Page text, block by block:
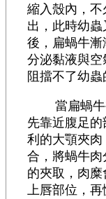
縮入殼內，
出，此時幼
後，扁蝸牛
分泌黏液與
阻擋不了幼蟲
當扁蝸牛
先靠近腹足
利的大顎夾
合，將蝸牛
的夾取，肉
上唇部位，